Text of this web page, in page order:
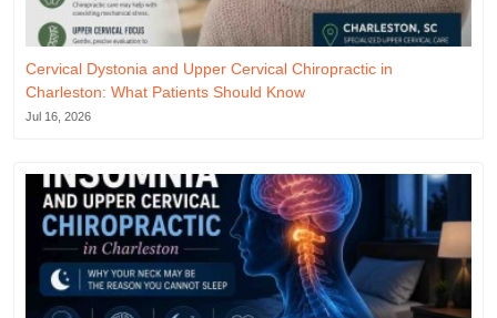
Cervical Dystonia and Upper Cervical Chiropractic in
Charleston: What Patients Should Know
Jul 16, 2026